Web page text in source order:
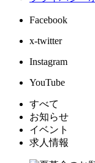
Facebook
x-twitter
Instagram
YouTube
すべて
お知らせ
イベント
求人情報